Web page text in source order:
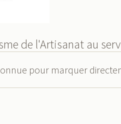
de l'Artisanat au
pour marquer